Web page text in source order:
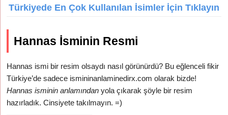
Türkiyede En Çok Kullanılan İsimler İçin Tıklayın
Hannas İsminin Resmi
Hannas ismi bir resim olsaydı nasıl görünürdü? Bu eğlenceli fikir
Türkiye’de sadece ismininanlaminedirx.com olarak bizde!
Hannas isminin anlamından yola çıkarak şöyle bir resim
hazırladık. Cinsiyete takılmayın. =)